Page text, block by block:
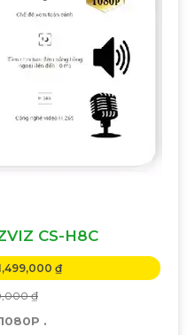
CS-H8C
₫
₫
.